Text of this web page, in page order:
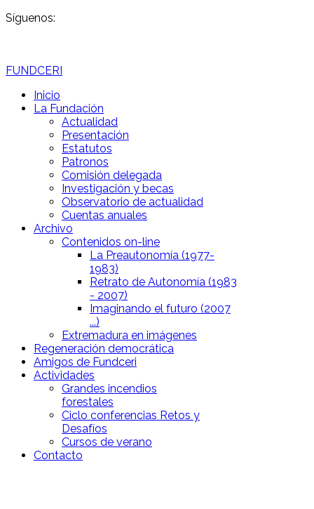
Síguenos:
FUNDCERI
Inicio
La Fundación
Actualidad
Presentación
Estatutos
Patronos
Comisión delegada
Investigación y becas
Observatorio de actualidad
Cuentas anuales
Archivo
Contenidos on-line
La Preautonomía (1977-
1983)
Retrato de Autonomía (1983
- 2007)
Imaginando el futuro (2007
...)
Extremadura en imágenes
Regeneración democrática
Amigos de Fundceri
Actividades
Grandes incendios
forestales
Ciclo conferencias Retos y
Desafíos
Cursos de verano
Contacto